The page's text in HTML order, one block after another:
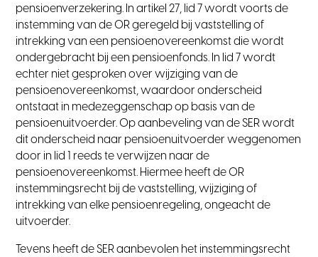
pensioenverzekering. In artikel 27, lid 7 wordt voorts de
instemming van de OR geregeld bij vaststelling of
intrekking van een pensioenovereenkomst die wordt
ondergebracht bij een pensioenfonds. In lid 7 wordt
echter niet gesproken over wijziging van de
pensioenovereenkomst, waardoor onderscheid
ontstaat in medezeggenschap op basis van de
pensioenuitvoerder. Op aanbeveling van de SER wordt
dit onderscheid naar pensioenuitvoerder weggenomen
door in lid 1 reeds te verwijzen naar de
pensioenovereenkomst. Hiermee heeft de OR
instemmingsrecht bij de vaststelling, wijziging of
intrekking van elke pensioenregeling, ongeacht de
uitvoerder.
Tevens heeft de SER aanbevolen het instemmingsrecht